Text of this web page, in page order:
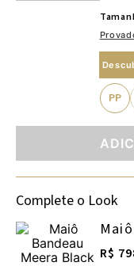
PP
Complete o Look
R$